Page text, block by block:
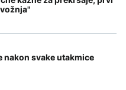
nakon svake utakmice